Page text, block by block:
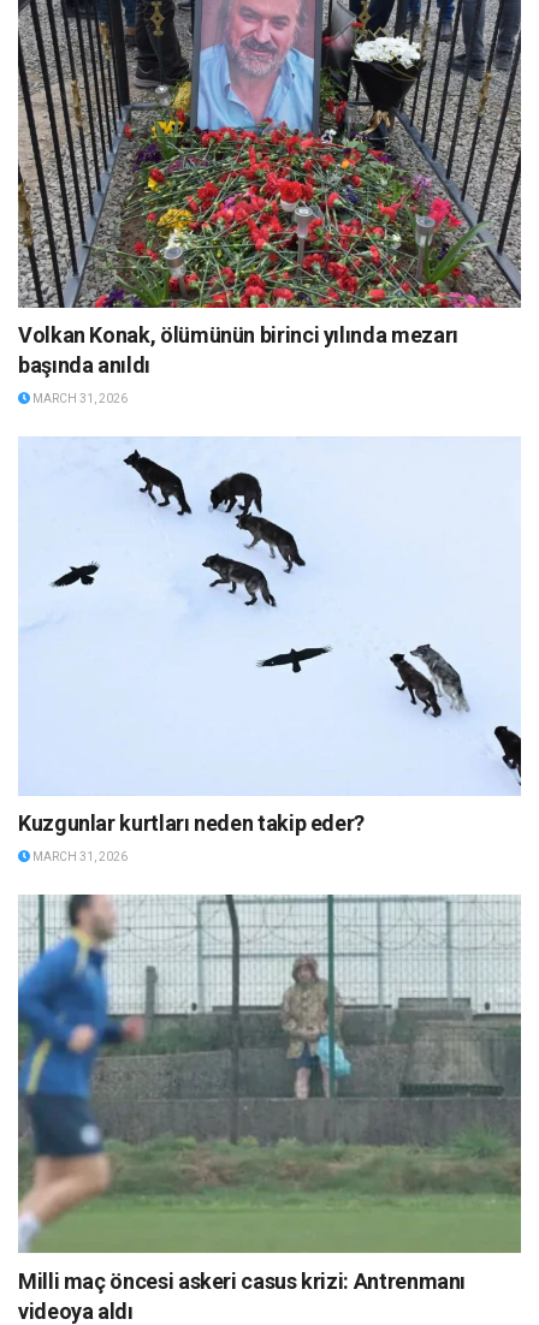
Volkan Konak, ölümünün birinci yılında mezarı
başında anıldı
MARCH 31, 2026
Kuzgunlar kurtları neden takip eder?
MARCH 31, 2026
Milli maç öncesi askeri casus krizi: Antrenmanı
videoya aldı